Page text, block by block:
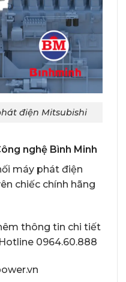
điện Mitsubishi
nghệ Bình Minh
máy phát điện
chiếc chính hãng
thông tin chi tiết
0964.60.888